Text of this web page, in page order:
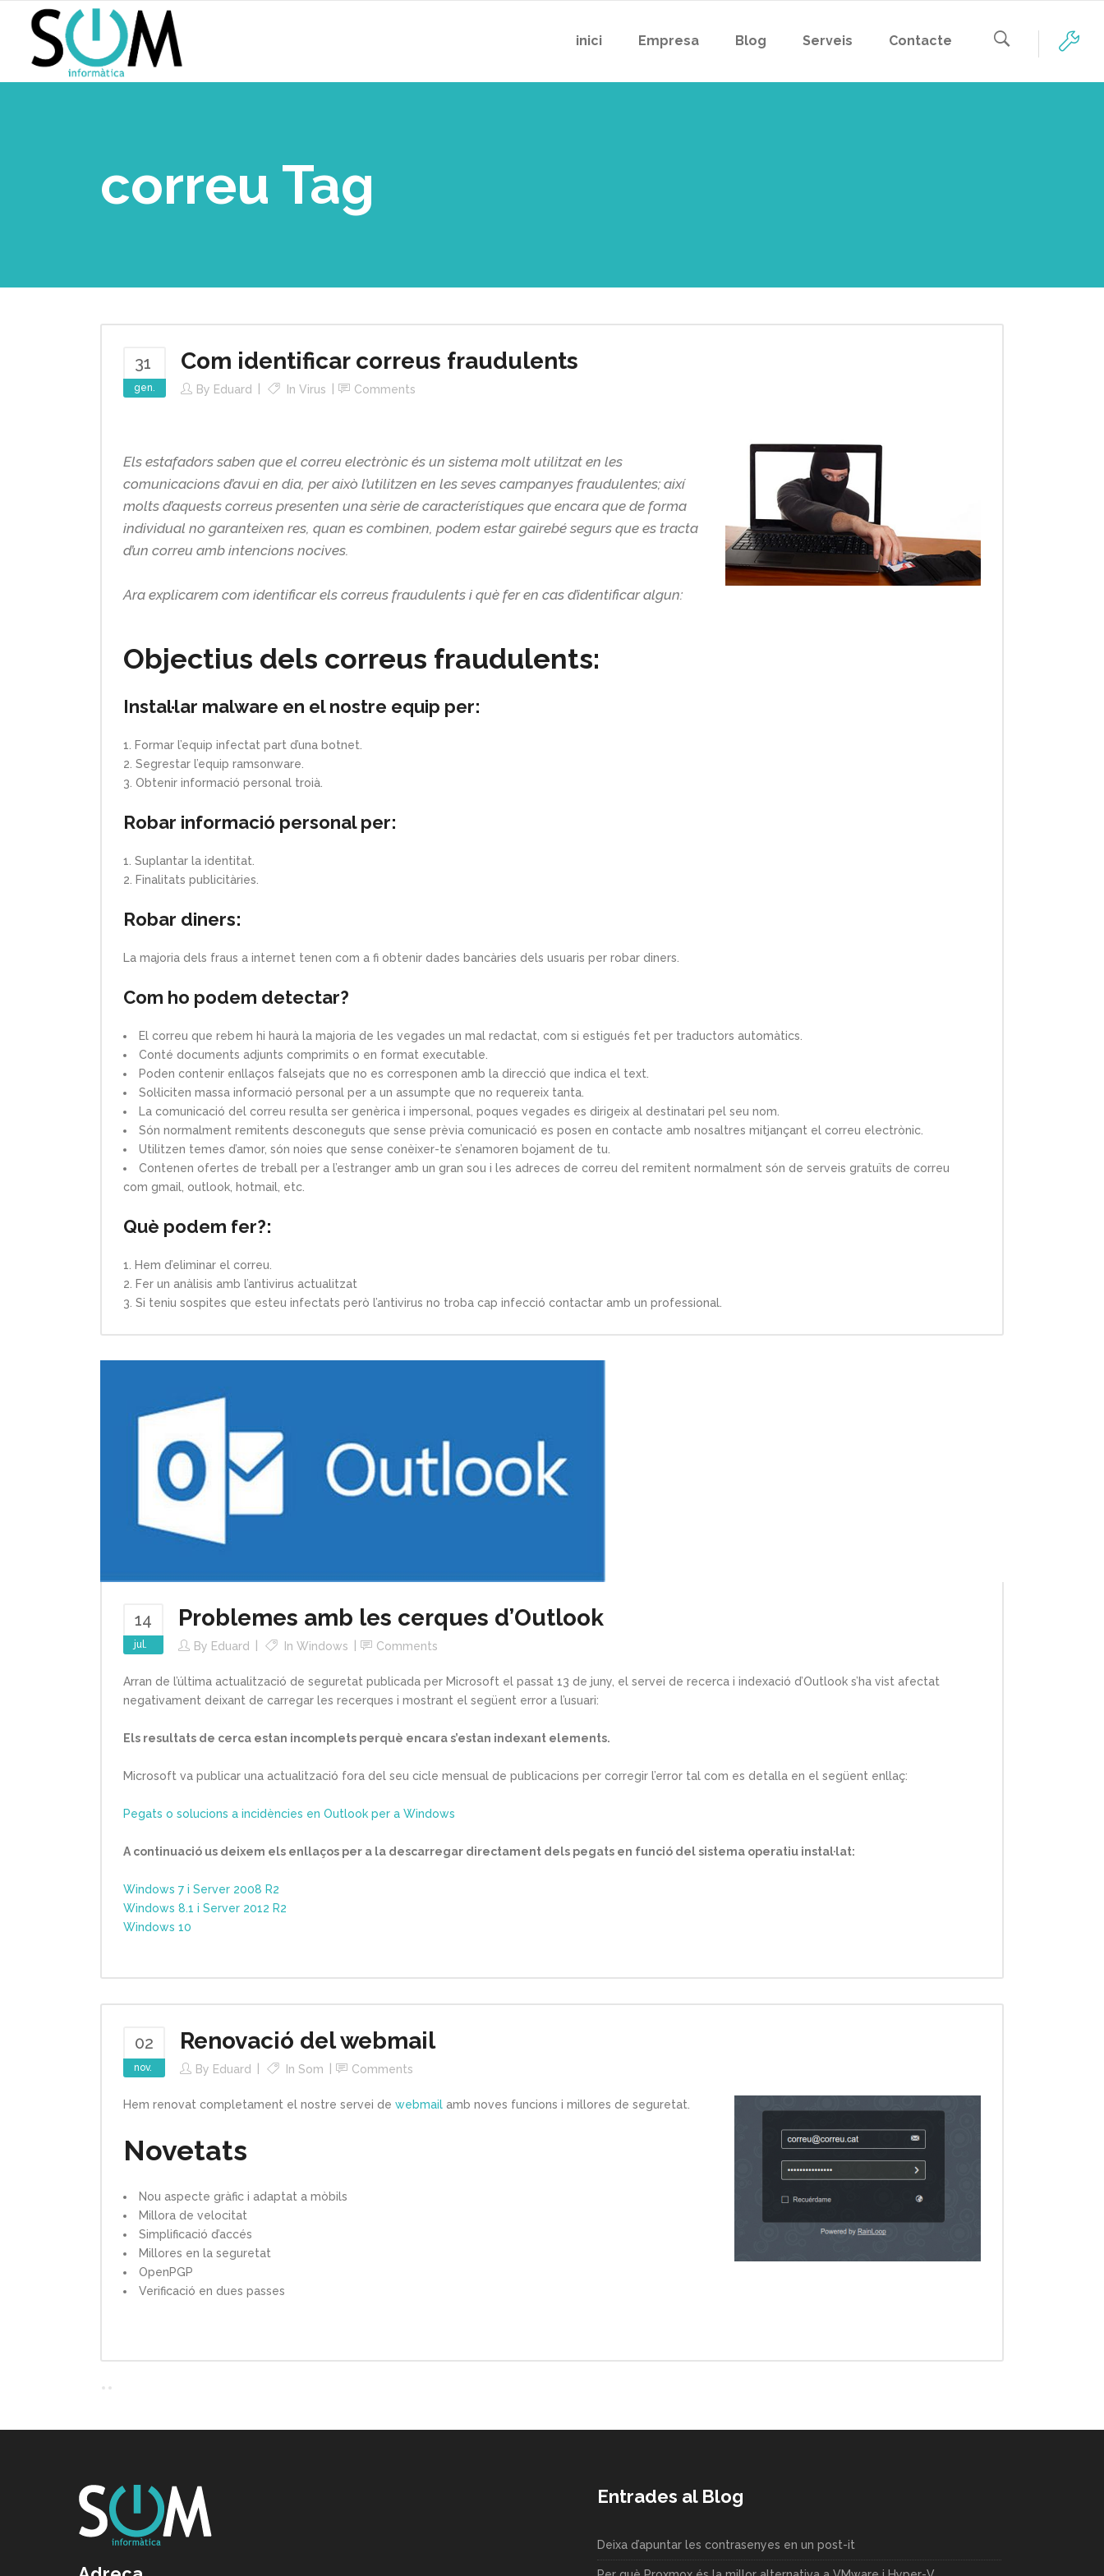
inici Empresa Blog Serveis Contacte
correu Tag
31
gen.
Com identificar correus fraudulents
By Eduard In Virus Comments
Els estafadors saben que el correu electrònic és un sistema molt utilitzat en les
comunicacions d’avui en dia, per això l’utilitzen en les seves campanyes fraudulentes; així
molts d’aquests correus presenten una sèrie de característiques que encara que de forma
individual no garanteixen res, quan es combinen, podem estar gairebé segurs que es tracta
d’un correu amb intencions nocives.
Ara explicarem com identificar els correus fraudulents i què fer en cas d’identificar algun:
Objectius dels correus fraudulents:
Instal·lar malware en el nostre equip per:
Formar l’equip infectat part d’una botnet.
Segrestar l’equip ramsonware.
Obtenir informació personal troià.
Robar informació personal per:
Suplantar la identitat.
Finalitats publicitàries.
Robar diners:
La majoria dels fraus a internet tenen com a fi obtenir dades bancàries dels usuaris per robar diners.
Com ho podem detectar?
El correu que rebem hi haurà la majoria de les vegades un mal redactat, com si estigués fet per traductors automàtics.
Conté documents adjunts comprimits o en format executable.
Poden contenir enllaços falsejats que no es corresponen amb la direcció que indica el text.
Sol·liciten massa informació personal per a un assumpte que no requereix tanta.
La comunicació del correu resulta ser genèrica i impersonal, poques vegades es dirigeix ​​al destinatari pel seu nom.
Són normalment remitents desconeguts que sense prèvia comunicació es posen en contacte amb nosaltres mitjançant el correu electrònic.
Utilitzen temes d’amor, són noies que sense conèixer-te s’enamoren bojament de tu.
Contenen ofertes de treball per a l’estranger amb un gran sou i les adreces de correu del remitent normalment són de serveis gratuïts de correu
com gmail, outlook, hotmail, etc.
Què podem fer?:
Hem d’eliminar el correu.
Fer un anàlisis amb l’antivirus actualitzat
Si teniu sospites que esteu infectats però l’antivirus no troba cap infecció contactar amb un professional.
14
jul.
Problemes amb les cerques d’Outlook
By Eduard In Windows Comments
Arran de l’última actualització de seguretat publicada per Microsoft el passat 13 de juny, el servei de recerca i indexació d’Outlook s’ha vist afectat
negativament deixant de carregar les recerques i mostrant el següent error a l’usuari:
Els resultats de cerca estan incomplets perquè encara s’estan indexant elements.
Microsoft va publicar una actualització fora del seu cicle mensual de publicacions per corregir l’error tal com es detalla en el següent enllaç:
Pegats o solucions a incidències en Outlook per a Windows
A continuació us deixem els enllaços per a la descarregar directament dels pegats en funció del sistema operatiu instal·lat:
Windows 7 i Server 2008 R2
Windows 8.1 i Server 2012 R2
Windows 10
02
nov.
Renovació del webmail
By Eduard In Som Comments
Hem renovat completament el nostre servei de webmail amb noves funcions i millores de seguretat.
Novetats
Nou aspecte gràfic i adaptat a mòbils
Millora de velocitat
Simplificació d’accés
Millores en la seguretat
OpenPGP
Verificació en dues passes
Entrades al Blog
Deixa d’apuntar les contrasenyes en un post-it